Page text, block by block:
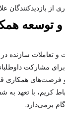
از
و توسعه
و تعاملات سازنده
مشارکت
فرصت‌های همکاری
کریم، با تعهد
برمی‌دارد.